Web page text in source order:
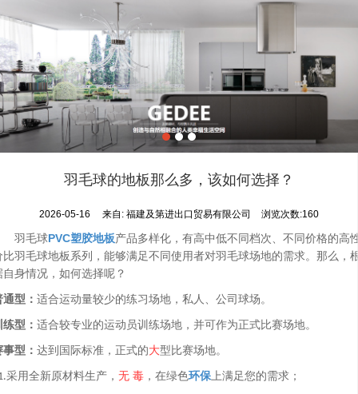
羽毛球的地板那么多，该如何选择？
2026-05-16 来自:福建及第进出口贸易有限公司 浏览次数:160
羽毛球PVC塑胶地板产品多样化，有高中低不同档次、不同价格的高
比羽毛球地板系列，能够满足不同使用者对羽毛球场地的需求。那么，
自身情况，如何选择呢？
通型： 适合运动量较少的练习场地，私人、公司球场。
练型： 适合较专业的运动员训练场地，并可作为正式比赛场地。
事型： 达到国际标准，正式的大型比赛场地。
采用全新原材料生产， 无 毒，在绿色环保上满足您的需求；